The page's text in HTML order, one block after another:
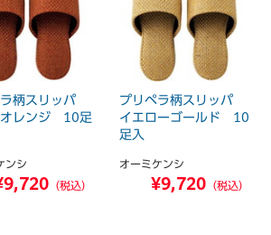
ラ柄スリッパ
オレンジ 10足
ンシ
（税込）
プリペラ柄スリッパ
イエローゴールド 10
足入
オーミケンシ
¥9,720 （税込）